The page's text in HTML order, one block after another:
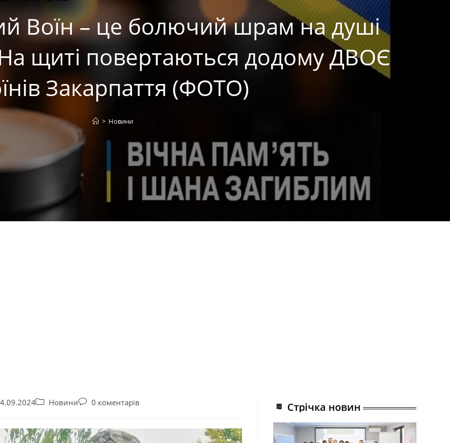
Воїн – це болючий шрам на душі
щиті повертаються додому ДВОЄ
Закарпаття (ФОТО)
> Новини
Новини 0 коментарів Стрічка новин